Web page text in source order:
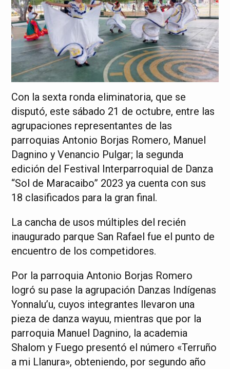
Con la sexta ronda eliminatoria, que se
disputó, este sábado 21 de octubre, entre las
agrupaciones representantes de las
parroquias Antonio Borjas Romero, Manuel
Dagnino y Venancio Pulgar; la segunda
edición del Festival Interparroquial de Danza
“Sol de Maracaibo” 2023 ya cuenta con sus
18 clasificados para la gran final.
La cancha de usos múltiples del recién
inaugurado parque San Rafael fue el punto de
encuentro de los competidores.
Por la parroquia Antonio Borjas Romero
logró su pase la agrupación Danzas Indígenas
Yonnalu’u, cuyos integrantes llevaron una
pieza de danza wayuu, mientras que por la
parroquia Manuel Dagnino, la academia
Shalom y Fuego presentó el número «Terruño
a mi Llanura», obteniendo, por segundo año